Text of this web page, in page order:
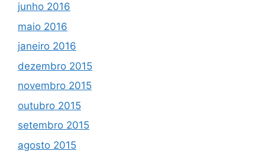
junho 2016
maio 2016
janeiro 2016
dezembro 2015
novembro 2015
outubro 2015
setembro 2015
agosto 2015